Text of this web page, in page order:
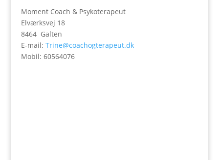
Moment Coach & Psykoterapeut
Elværksvej 18
8464 Galten
E-mail: Trine@coachogterapeut.dk
Mobil: 60564076